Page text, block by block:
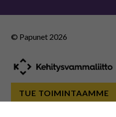
© Papunet 2026
TUE TOIMINTAAMME